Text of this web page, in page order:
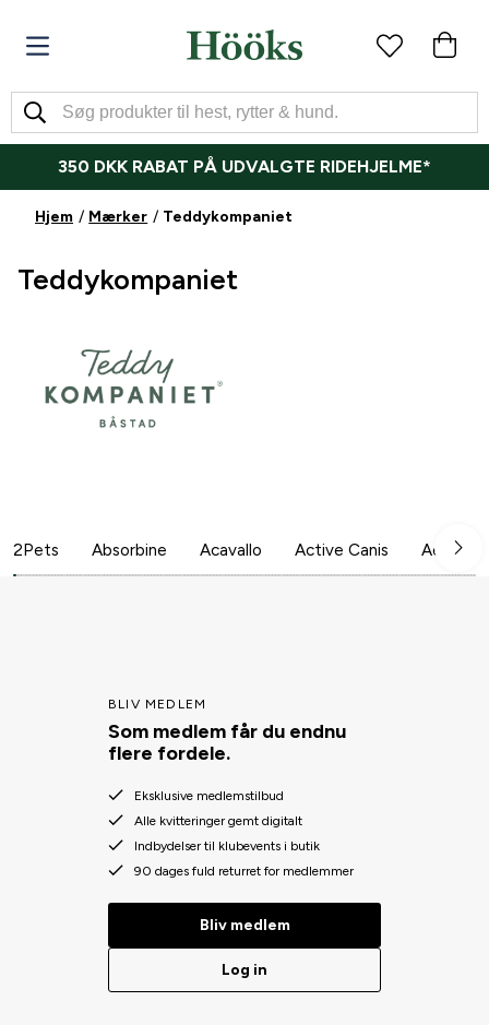
350 DKK RABAT PÅ UDVALGTE RIDEHJELME*
Hjem Mærker Teddykompaniet
Teddykompaniet
2Pets Absorbine Acavallo Active Canis Aesculap
BLIV MEDLEM
Som medlem får du endnu
flere fordele.
Eksklusive medlemstilbud
Alle kvitteringer gemt digitalt
Indbydelser til klubevents i butik
90 dages fuld returret for medlemmer
Bliv medlem
Log in